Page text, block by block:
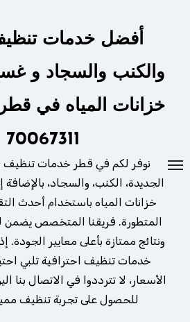
أفضل خدمات
والكنب والسجاد و
خزانات المياه في
70067311
نوفر لكم في قطر خدمات تنظيف
الجديدة، الكنب، والسجاد،
خزانات المياه باستخدام أحدث
المتطورة. فريقنا المتخصص يضمن
ونتائج ممتازة بأعلى معايير الجودة.
خدمات تنظيف احترافية تلبي
للحصول على تجربة تنظيف